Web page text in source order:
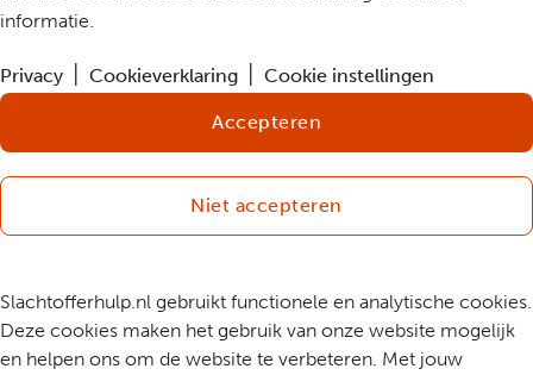
informatie.
Privacy Cookieverklaring Cookie instellingen
Accepteren
Niet accepteren
Slachtofferhulp.nl gebruikt functionele en analytische cookies.
Deze cookies maken het gebruik van onze website mogelijk
en helpen ons om de website te verbeteren. Met jouw